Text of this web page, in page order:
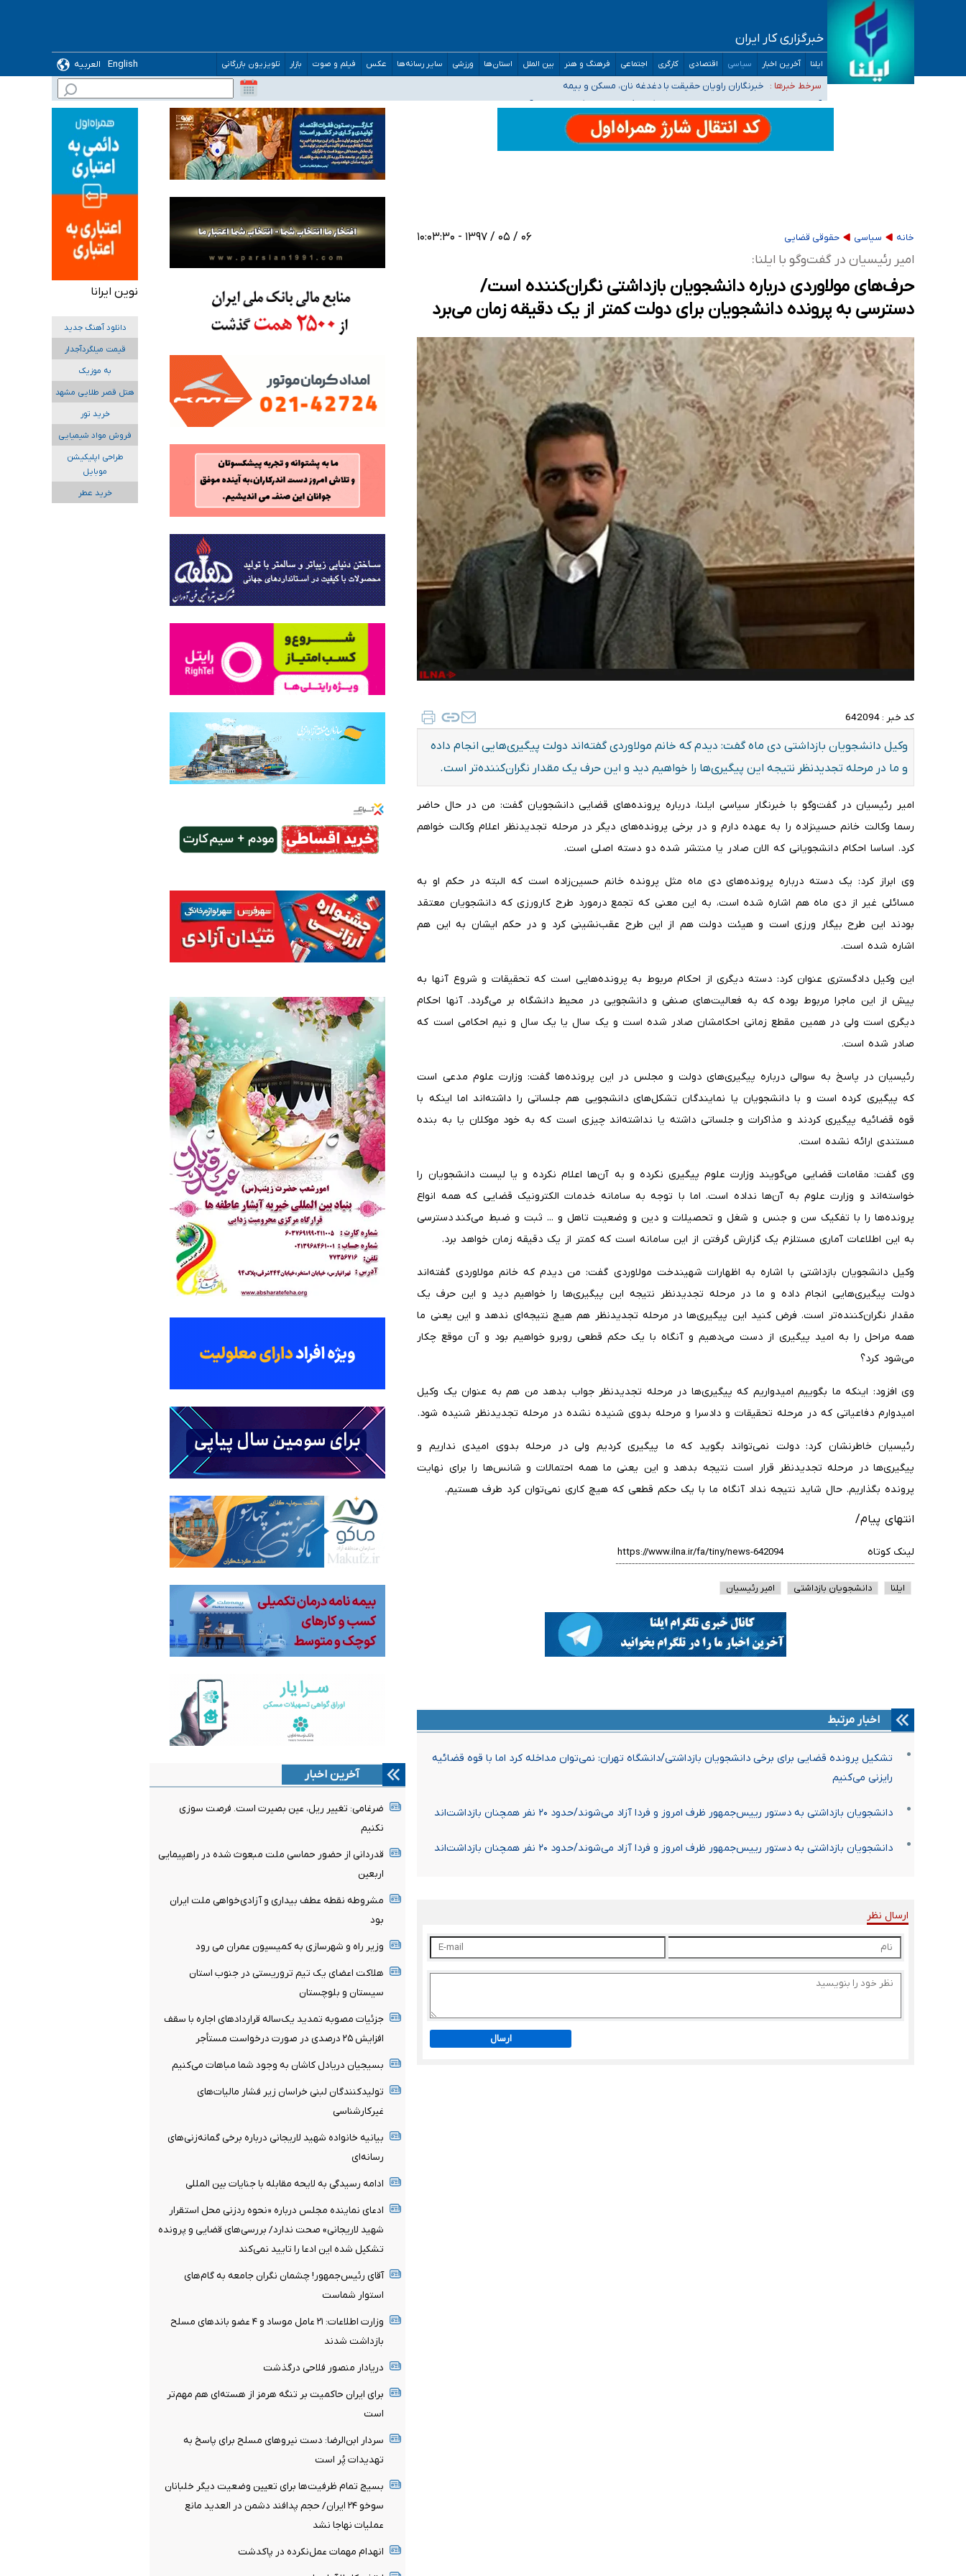
خبرگزاری کار ایران
ایلنا آخرین اخبار سیاسی اقتصادی کارگری اجتماعی فرهنگ و هنر بین الملل استان‌ها ورزشی سایر رسانه‌ها عکس فیلم و صوت بازار تلویزیون بازرگانی English
العربیه
سرخط خبرها :
تعویق آزمون ورودی دکترای تخصصی فرماندهی صحنه عملیات و دکترای تخصصی جغرافیای نظامی دافوس آجا
خبرنگاران راویان حقیقت با دغدغه نان، مسکن و بیمه
آخرین وضعیت شیوع عفونت‌های تنفسی در کشور/ خوزستان و کرمان بالاتر از آستانه هشدار
هیچ پرستاری بازداشت یا اخراج نشده است/ از رئیس جمهور خواستیم ورود کند
ثبت‌نام بخش عمده دانش‌آموزان مدارس ایرانی امارات در کشور/ درباره محصلان باقی‌مانده در دبی متناسب با شرایط جدید تصمیم‌گیری می‌شود
خانه سیاسی حقوقی قضایی ۰۶ / ۰۵ / ۱۳۹۷ - ۱۰:۰۳:۳۰
امیر رئیسیان در گفت‌وگو با ایلنا:
حرف‌های مولاوردی درباره دانشجویان بازداشتی نگران‌کننده است/
دسترسی به پرونده دانشجویان برای دولت کمتر از یک دقیقه زمان می‌برد
کد خبر : 642094
وکیل دانشجویان بازداشتی دی ماه گفت: دیدم که خانم مولاوردی گفته‌اند دولت پیگیری‌هایی انجام داده
و ما در مرحله تجدیدنظر نتیجه این پیگیری‌ها را خواهیم دید و این حرف یک مقدار نگران‌کننده‌تر است.
امیر رئیسیان در گفت‌وگو با خبرنگار سیاسی ایلنا، درباره پرونده‌های قضایی دانشجویان گفت: من در حال حاضر
رسما وکالت خانم حسینزاده را به عهده دارم و در برخی پرونده‌های دیگر در مرحله تجدیدنظر اعلام وکالت خواهم
کرد. اساسا احکام دانشجویانی که الان صادر یا منتشر شده دو دسته اصلی است.
وی ابراز کرد: یک دسته درباره پرونده‌های دی ماه مثل پرونده خانم حسین‌زاده است که البته در حکم او به
مسائلی غیر از دی ماه هم اشاره شده است، به این معنی که تجمع درمورد طرح کارورزی که دانشجویان معتقد
بودند این طرح بیگار ورزی است و هیئت دولت هم از این طرح عقب‌نشینی کرد و در حکم ایشان به این هم
اشاره شده است.
این وکیل دادگستری عنوان کرد: دسته دیگری از احکام مربوط به پرونده‌هایی است که تحقیقات و شروع آنها به
پیش از این ماجرا مربوط بوده که به فعالیت‌های صنفی و دانشجویی در محیط دانشگاه بر می‌گردد. آنها احکام
دیگری است ولی در همین مقطع زمانی احکامشان صادر شده است و یک سال یا یک سال و نیم احکامی است که
صادر شده است.
رئیسیان در پاسخ به سوالی درباره پیگیری‌های دولت و مجلس در این پرونده‌ها گفت:‌ وزارت علوم مدعی است
که پیگیری کرده است و با دانشجویان یا نمایندگان تشکل‌های دانشجویی هم جلساتی را داشته‌اند اما اینکه با
قوه قضائیه پیگیری کردند و مذاکرات و جلساتی داشته یا نداشته‌اند چیزی است که به خود موکلان یا به بنده
مستندی ارائه نشده است.
وی گفت: مقامات قضایی می‌گویند وزارت علوم پیگیری نکرده و به آن‌ها اعلام نکرده و یا لیست دانشجویان را
خواسته‌اند و وزارت علوم به آن‌ها نداده است. اما با توجه به سامانه خدمات الکترونیک قضایی که همه انواع
پرونده‌ها را با تفکیک سن و جنس و شغل و تحصیلات و دین و وضعیت تاهل و ... ثبت و ضبط می‌کند دسترسی
به این اطلاعات آماری مستلزم یک گزارش گرفتن از این سامانه است که کمتر از یک دقیقه زمان خواهد برد.
وکیل دانشجویان بازداشتی با اشاره به اظهارات شهیندخت مولاوردی گفت: من دیدم که خانم مولاوردی گفته‌اند
دولت پیگیری‌هایی انجام داده و ما در مرحله تجدیدنظر نتیجه این پیگیری‌ها را خواهیم دید و این حرف یک
مقدار نگران‌کننده‌تر است. فرض کنید این پیگیری‌ها در مرحله تجدیدنظر هم هیچ نتیجه‌ای ندهد و این یعنی ما
همه مراحل را به امید پیگیری از دست می‌دهیم و آنگاه با یک حکم قطعی روبرو خواهیم بود و آن موقع چکار
می‌شود کرد؟
وی افزود: اینکه ما بگوییم امیدواریم که پیگیری‌ها در مرحله تجدیدنظر جواب بدهد من هم به عنوان یک وکیل
امیدوارم دفاعیاتی که در مرحله تحقیقات و دادسرا و مرحله بدوی شنیده نشده در مرحله تجدیدنظر شنیده شود.
رئیسیان خاطرنشان کرد: دولت نمی‌تواند بگوید که ما پیگیری کردیم ولی در مرحله بدوی امیدی نداریم و
پیگیری‌ها در مرحله تجدیدنظر قرار است نتیجه بدهد و این یعنی ما همه احتمالات و شانس‌ها را برای نهایت
پرونده بگذاریم. حال شاید نتیجه نداد آنگاه ما با یک حکم قطعی که هیچ کاری نمی‌توان کرد طرف هستیم.
انتهای پیام/
لینک کوتاه
ایلنا دانشجویان بازداشتی امیر رئیسیان
اخبار مرتبط
تشکیل پرونده قضایی برای برخی دانشجویان بازداشتی/دانشگاه تهران: نمی‌توان مداخله کرد اما با قوه قضائیه
رایزنی می‌کنیم
دانشجویان بازداشتی به دستور رییس‌جمهور ظرف امروز و فردا آزاد می‌شوند/حدود ۲۰ نفر همچنان بازداشت‌اند
دانشجویان بازداشتی به دستور رییس‌جمهور ظرف امروز و فردا آزاد می‌شوند/حدود ۲۰ نفر همچنان بازداشت‌اند
ارسال نظر
ارسال
آخرین اخبار
ضرغامی: تغییر ریل، عین بصیرت است. فرصت سوزی
نکنیم
قدردانی از حضور حماسی ملت مبعوث شده در راهپیمایی
اربعین
مشروطه نقطه عطف بیداری و آزادی‌خواهی ملت ایران
بود
وزیر راه و شهرسازی به کمیسیون عمران می رود
هلاکت اعضای یک تیم تروریستی در جنوب استان
سیستان و بلوچستان
جزئیات مصوبه تمدید یک‌ساله قرارداد‌های اجاره با سقف
افزایش ۲۵ درصدی در صورت درخواست مستأجر
بسیجیان‌ دریادل‌ کاشان به‌ وجود شما مباهات می‌کنیم
تولیدکنندگان لبنی خراسان زیر فشار مالیات‌های
غیرکارشناسی
بیانیه خانواده شهید لاریجانی درباره برخی گمانه‌زنی‌های
رسانه‌ای
ادامه رسیدگی به لایحه مقابله با جنایات بین المللی
ادعای نماینده مجلس درباره «نحوه ردزنی محل استقرار
شهید لاریجانی» صحت ندارد/ بررسی‌های قضایی و پرونده
تشکیل شده این ادعا را تایید نمی‌کند
آقای رئیس‌جمهور! چشمان نگران جامعه به گام‌های
استوار شماست
وزارت اطلاعات: ۲۱ عامل موساد و ۴ عضو باندهای مسلح
بازداشت شدند
دریادار منصور فلاحی درگذشت
برای ایران حاکمیت بر تنگه هرمز از هسته‌ای هم مهم‌تر
است
سردار ابن‌الرضا: دست نیروهای مسلح برای پاسخ به
تهدیدات پُر است
بسیج تمام ظرفیت‌ها برای تعیین وضعیت دیگر خلبانان
سوخو ۲۴ ایران/ حجم پدافند دشمن در العدید مانع
عملیات نهاجا نشد
انهدام مهمات عمل‌نکرده در پاکدشت
نوین ایرانا
دانلود آهنگ جدید
قیمت میلگردآجدار
به موزیک
هتل قصر طلایی مشهد
خرید تور
فروش مواد شیمیایی
طراحی اپلیکیشن
موبایل
خرید عطر